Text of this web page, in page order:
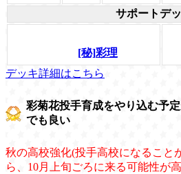
サポートデ
[秘]彩理
デッキ詳細はこちら
彩菊花投手育成をやり込む予
でも良い
秋の高校強化(投手高校になること
ら、10月上旬ごろに来る可能性が高